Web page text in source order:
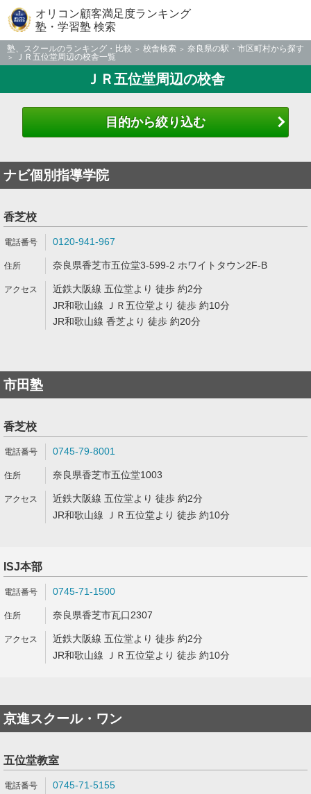
オリコン顧客満足度ランキング
塾・学習塾 検索
塾、スクールのランキング・比較 校舎検索
奈良県の駅・市区町村から探す
ＪＲ五位堂周辺の校舎一覧
ＪＲ五位堂周辺の校舎
目的から絞り込む
ナビ個別指導学院
香芝校
0120-941-967
奈良県香芝市五位堂3-599-2 ホワイトタウン2F-B
近鉄大阪線 五位堂より 徒歩 約2分
JR和歌山線 ＪＲ五位堂より 徒歩 約10分
JR和歌山線 香芝より 徒歩 約20分
市田塾
香芝校
0745-79-8001
奈良県香芝市五位堂1003
近鉄大阪線 五位堂より 徒歩 約2分
JR和歌山線 ＪＲ五位堂より 徒歩 約10分
ISJ本部
0745-71-1500
奈良県香芝市瓦口2307
近鉄大阪線 五位堂より 徒歩 約2分
JR和歌山線 ＪＲ五位堂より 徒歩 約10分
京進スクール・ワン
五位堂教室
0745-71-5155